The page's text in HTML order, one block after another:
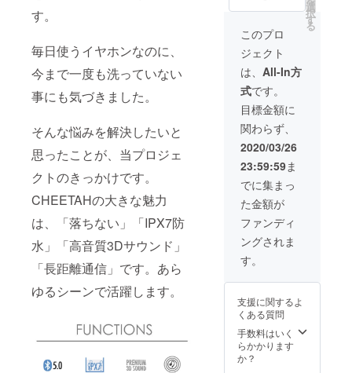
す。
毎日使うイヤホンなのに、
今まで一度も洗っていない
事にも気づきました。
そんな悩みを解決したいと
思ったことが、当プロジェ
クトのきっかけです。
CHEETAHの大きな魅力
は、「落ちない」「IPX7防
水」「高音質3Dサウンド」
「長距離通信」です。あら
ゆるシーンで活躍します。
ディー
ド大 2
組、
ディー
プレッ
ド 2組)
ワイヤ
レス充
電ケー
取扱説
明書(日
本語) 2
冊
ホン 2
ヤー
フック
4組
(マット
ブラッ
ク2組、
ディー
プレッ
ド2組)
イヤー
チップ
8組
(マット
ブラッ
ク大 2
組、
マット
ブラッ
ディー
ド大 2
組、
ディー
プレッ
選
択
す
る
このプロ
ジェクト
は、 All-In方
式です。
目標金額に
関わらず、
2020/03/26
23:59:59ま
でに集まっ
た金額が
ファンディ
ングされま
す。
支援に関するよ
くある質問
手数料はいく
らかかります
か？